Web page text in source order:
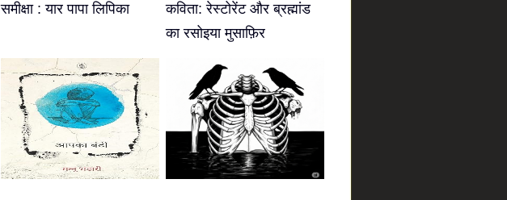
समीक्षा : यार पापा लिपिका
कविता: रेस्टोरेंट और ब्रह्मांड
का रसोइया मुसाफ़िर